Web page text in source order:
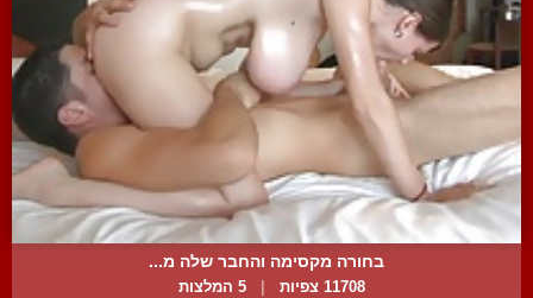
בחורה מקסימה והחבר שלה מ...
11708 צפיות 5 המלצות